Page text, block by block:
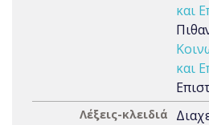
και
και
Λέξεις-κλειδιά